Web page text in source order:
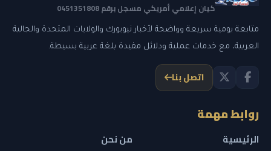
كيان إعلامي أمريكي مسجل برقم 0451351808
متابعة يومية سريعة وواضحة لأخبار نيويورك والولايات المتحدة والجالية
العربية، مع خدمات عملية ودلائل مفيدة بلغة عربية بسيطة.
اتصل بنا
روابط مهمة
الرئيسية من نحن